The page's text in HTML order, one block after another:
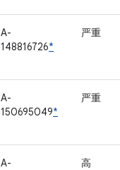
A-
148816726*
严重
A-
150695049*
严重
A-
高